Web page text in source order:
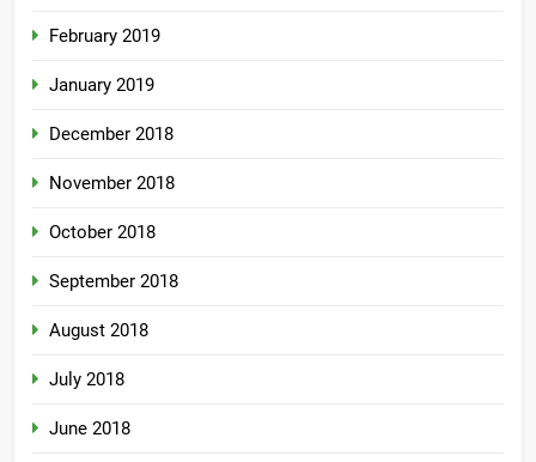
February 2019
January 2019
December 2018
November 2018
October 2018
September 2018
August 2018
July 2018
June 2018